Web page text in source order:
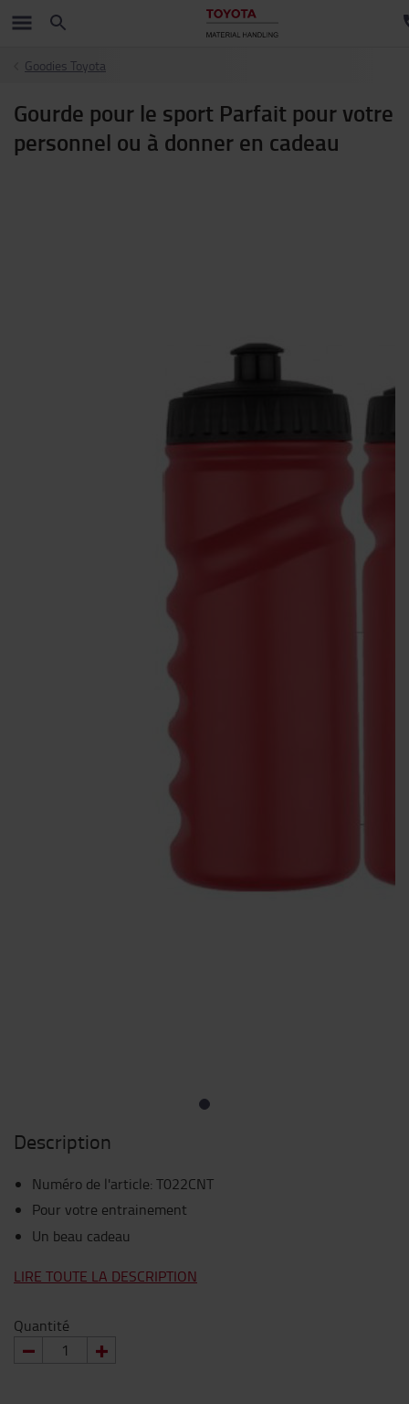
Goodies Toyota
Gourde pour le sport Parfait pour votre
personnel ou à donner en cadeau
Description
Numéro de l'article: T022CNT
Pour votre entrainement
Un beau cadeau
LIRE TOUTE LA DESCRIPTION
Quantité